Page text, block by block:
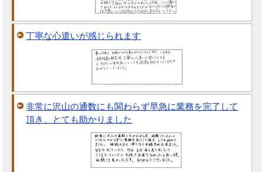
丁寧な心遣いが感じられます
非常に沢山の通数にも関わらず早急に業務を完了して
頂き、とても助かりました